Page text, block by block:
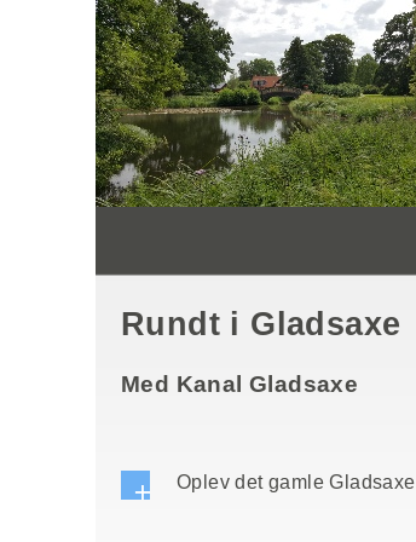
Rundt i Gladsaxe
Med Kanal Gladsaxe
Oplev det gamle Gladsaxe